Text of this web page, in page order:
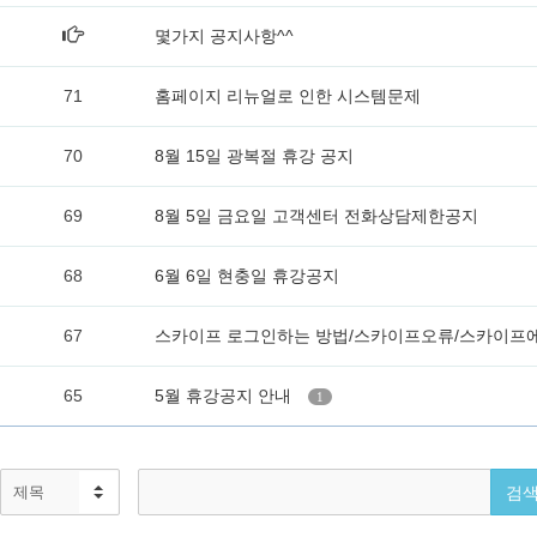
몇가지 공지사항^^
71 홈페이지 리뉴얼로 인한 시스템문제
70 8월 15일 광복절 휴강 공지
69 8월 5일 금요일 고객센터 전화상담제한공지
68 6월 6일 현충일 휴강공지
67 스카이프 로그인하는 방법/스카이프오류/스카이프
65 5월 휴강공지 안내 1